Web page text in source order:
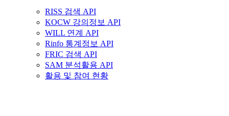
RISS 검색 API
KOCW 강의정보 API
WILL 연계 API
Rinfo 통계정보 API
FRIC 검색 API
SAM 분석활용 API
활용 및 참여 현황